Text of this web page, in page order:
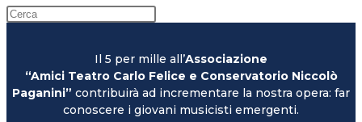
Il 5 per mille all’Associazione
“Amici Teatro Carlo Felice e Conservatorio Niccolò
Paganini” contribuirà ad incrementare la nostra opera: far
conoscere i giovani musicisti emergenti.